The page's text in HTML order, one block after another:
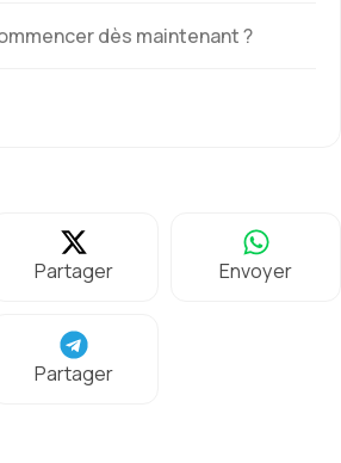
dès maintenant ?
Partager Envoyer
Partager